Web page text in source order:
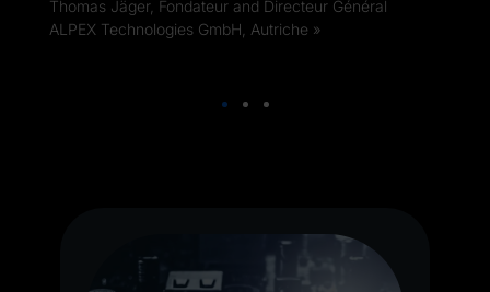
Thomas Jäger, Fondateur and Directeur Général
ALPEX Technologies GmbH, Autriche